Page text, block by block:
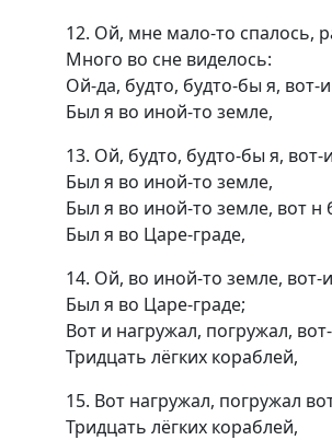
12. Ой, мне мало-то спалось,
Много во сне виделось:
Ой-да, будто, будто-бы я, вот-
Был я во иной-то земле,
13. Ой, будто, будто-бы я, вот-
Был я во иной-то земле,
Был я во иной-то земле, вот н
Был я во Царе-граде,
14. Ой, во иной-то земле, вот-
Был я во Царе-граде;
Вот и нагружал, погружал,
Тридцать лёгких кораблей,
15. Вот нагружал, погружал
Тридцать лёгких кораблей,